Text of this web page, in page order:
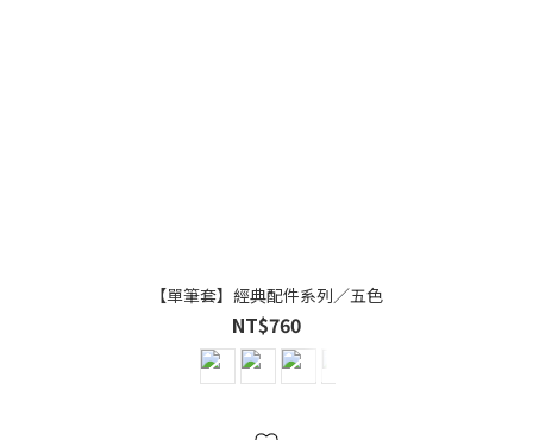
【單筆套】經典配件系列／五色
NT$760